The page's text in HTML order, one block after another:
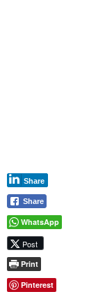
Share
Share
WhatsApp
Post
Print
Pinterest